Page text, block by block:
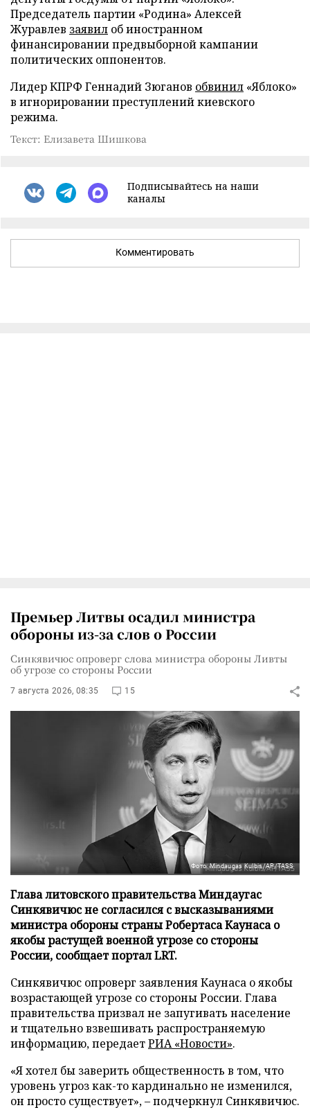
Председатель партии «Родина» Алексей
Журавлев заявил об иностранном
финансировании предвыборной кампании
политических оппонентов.
Лидер КПРФ Геннадий Зюганов обвинил «Яблоко»
в игнорировании преступлений киевского
режима.
Текст: Елизавета Шишкова
Подписывайтесь на наши
каналы
Комментировать
Премьер Литвы осадил министра
обороны из-за слов о России
Синкявичюс опроверг слова министра обороны Ливты
об угрозе со стороны России
7 августа 2026, 08:35 15
Фото: Mindaugas Kulbis/AP/TASS
Глава литовского правительства Миндаугас
Синкявичюс не согласился с высказываниями
министра обороны страны Робертаса Каунаса о
якобы растущей военной угрозе со стороны
России, сообщает портал LRT.
Синкявичюс опроверг заявления Каунаса о якобы
возрастающей угрозе со стороны России. Глава
правительства призвал не запугивать население
и тщательно взвешивать распространяемую
информацию, передаетРИА «Новости».
«Я хотел бы заверить общественность в том, что
уровень угроз как-то кардинально не изменился,
он просто существует», – подчеркнул Синкявичюс.